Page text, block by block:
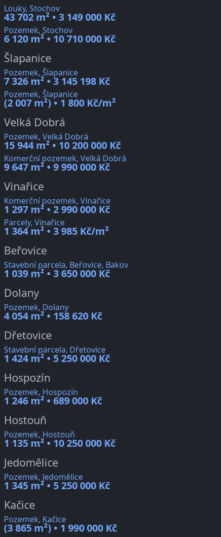
Louky, Stochov
43 702 m² • 3 149 000 Kč
Pozemek, Stochov
6 120 m² • 10 710 000 Kč
Šlapanice
Pozemek, Šlapanice
7 326 m² • 3 145 198 Kč
Pozemek, Šlapanice
(2 007 m²) • 1 800 Kč/m²
Velká Dobrá
Pozemek, Velká Dobrá
15 944 m² • 10 200 000 Kč
Komerční pozemek, Velká Dobrá
9 647 m² • 9 990 000 Kč
Vinařice
Komerční pozemek, Vinařice
1 297 m² • 2 990 000 Kč
Parcely, Vinařice
1 364 m² • 3 985 Kč/m²
Beřovice
Stavební parcela, Beřovice, Bakov
1 039 m² • 3 650 000 Kč
Dolany
Pozemek, Dolany
4 054 m² • 158 620 Kč
Dřetovice
Stavební parcela, Dřetovice
1 424 m² • 5 250 000 Kč
Hospozín
Pozemek, Hospozín
1 246 m² • 689 000 Kč
Hostouň
Pozemek, Hostouň
1 135 m² • 10 250 000 Kč
Jedomělice
Pozemek, Jedomělice
1 345 m² • 5 250 000 Kč
Kačice
Pozemek, Kačice
(3 865 m²) • 1 990 000 Kč